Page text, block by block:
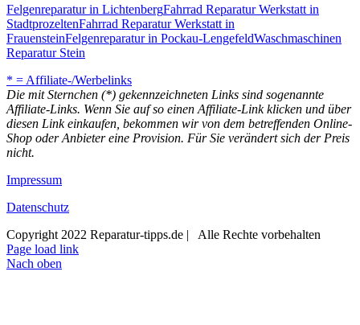
Felgenreparatur in LichtenbergFahrrad Reparatur Werkstatt in
StadtprozeltenFahrrad Reparatur Werkstatt in
FrauensteinFelgenreparatur in Pockau-LengefeldWaschmaschinen
Reparatur Stein
* = Affiliate-/Werbelinks
Die mit Sternchen (*) gekennzeichneten Links sind sogenannte
Affiliate-Links. Wenn Sie auf so einen Affiliate-Link klicken und über
diesen Link einkaufen, bekommen wir von dem betreffenden Online-
Shop oder Anbieter eine Provision. Für Sie verändert sich der Preis
nicht.
Impressum
Datenschutz
Copyright 2022 Reparatur-tipps.de | Alle Rechte vorbehalten
Page load link
Nach oben